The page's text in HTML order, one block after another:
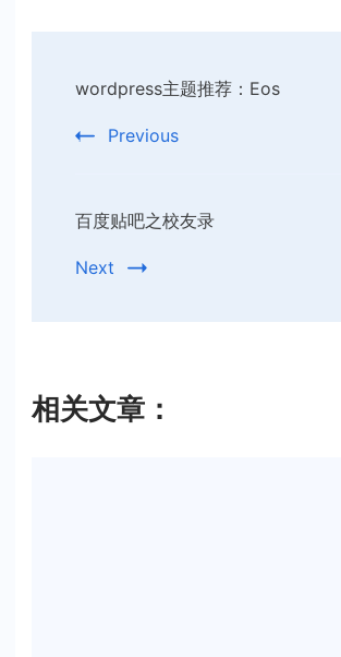
Navigation
wordpress主题推荐：Eos
Previous
百度贴吧之校友录
Next
相关文章：